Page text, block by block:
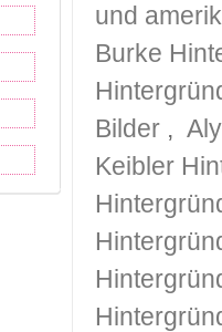
und
Burke
Bilder ,
Keibler